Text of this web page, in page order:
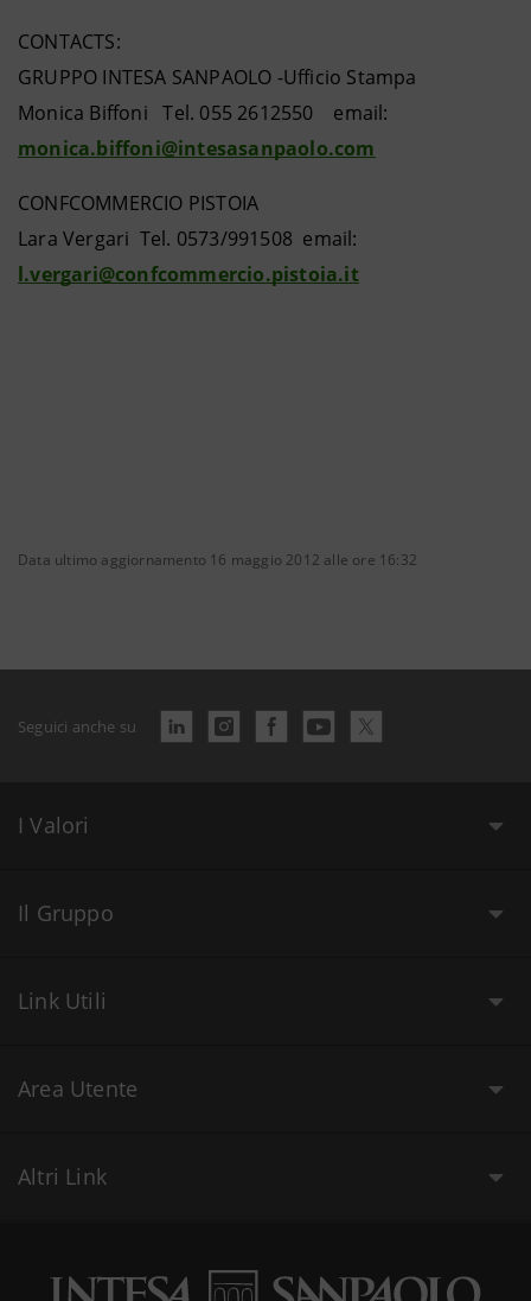
CONTACTS:
GRUPPO INTESA SANPAOLO -Ufficio Stampa
Monica Biffoni Tel. 055 2612550 email:
monica.biffoni@intesasanpaolo.com
CONFCOMMERCIO PISTOIA
Lara Vergari Tel. 0573/991508 email:
l.vergari@confcommercio.pistoia.it
Data ultimo aggiornamento 16 maggio 2012 alle ore 16:32
Seguici anche su
I Valori
Il Gruppo
Link Utili
Area Utente
Altri Link